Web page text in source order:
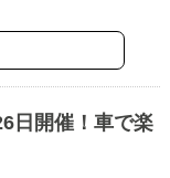
日開催！車で楽